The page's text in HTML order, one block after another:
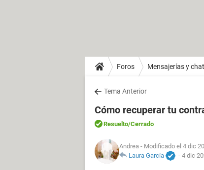
Foros Mensajerías y chat
Tema Anterior
Cómo recuperar tu
Resuelto/Cerrado
Andrea - Modificado el 4 dic
Laura García
- 4 dic